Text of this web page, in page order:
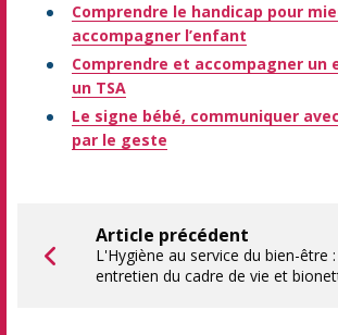
Comprendre le handicap pour
accompagner l’enfant
Comprendre et accompagner un
un TSA
Le signe bébé, communiquer
par le geste
Article précédent
L'Hygiène au service du bien-être
entretien du cadre de vie et